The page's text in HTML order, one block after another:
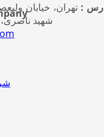
: تهران، خیابان
شهید ناصری، پلاک 64، طبقه اول